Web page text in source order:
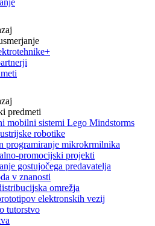
predmeti
mobilni sistemi Lego Mindstorms
robotike
programiranje mikrokrmilnika
promocijski projekti
gostujočega predavatelja
v znanosti
omrežja
elektronskih vezij
tutorstvo